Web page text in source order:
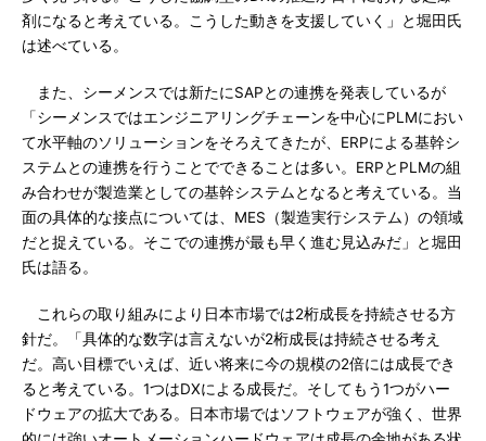
剤になると考えている。こうした動きを支援していく」と堀田氏
は述べている。
また、シーメンスでは新たにSAPとの連携を発表しているが
「シーメンスではエンジニアリングチェーンを中心にPLMにおい
て水平軸のソリューションをそろえてきたが、ERPによる基幹シ
ステムとの連携を行うことでできることは多い。ERPとPLMの組
み合わせが製造業としての基幹システムとなると考えている。当
面の具体的な接点については、MES（製造実行システム）の領域
だと捉えている。そこでの連携が最も早く進む見込みだ」と堀田
氏は語る。
これらの取り組みにより日本市場では2桁成長を持続させる方
針だ。「具体的な数字は言えないが2桁成長は持続させる考え
だ。高い目標でいえば、近い将来に今の規模の2倍には成長でき
ると考えている。1つはDXによる成長だ。そしてもう1つがハー
ドウェアの拡大である。日本市場ではソフトウェアが強く、世界